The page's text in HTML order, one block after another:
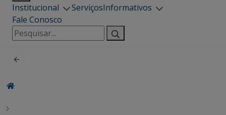
Institucional ServiçosInformativos
Fale Conosco
Pesquisar
por: